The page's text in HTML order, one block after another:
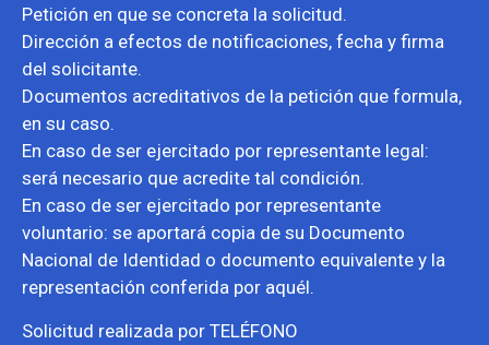
Petición en que se concreta la solicitud.
Dirección a efectos de notificaciones, fecha y firma
del solicitante.
Documentos acreditativos de la petición que formula,
en su caso.
En caso de ser ejercitado por representante legal:
será necesario que acredite tal condición.
En caso de ser ejercitado por representante
voluntario: se aportará copia de su Documento
Nacional de Identidad o documento equivalente y la
representación conferida por aquél.
Solicitud realizada por TELÉFONO